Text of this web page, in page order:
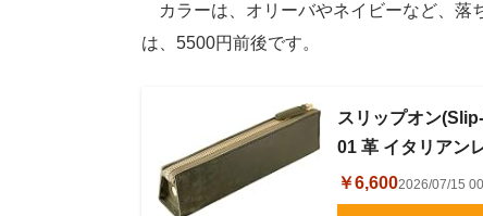
カラーは、オリーバやネイビーなど、落
は、5500円前後です。
スリップオン
01 革 イタリアン
￥6,6002026/07/15